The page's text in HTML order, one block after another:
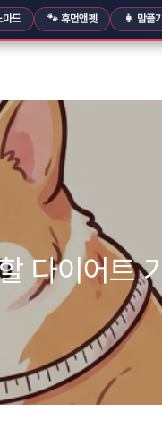
마드 🐾 휴먼앤펫 👩 맘플
다이어트